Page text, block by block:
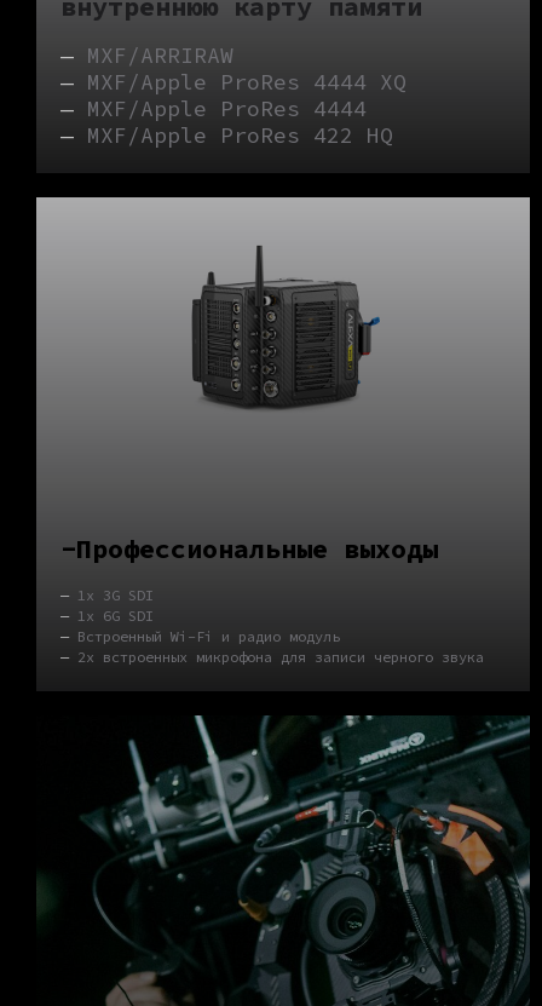
— MXF/ARRIRAW
— MXF/Apple ProRes 4444 XQ
— MXF/Apple ProRes 4444
— MXF/Apple ProRes 422 HQ
-Профессиональные выходы
— 1x 3G SDI
— 1x 6G SDI
— Встроенный Wi-Fi и радио модуль
— 2x встроенных микрофона для записи черного звука